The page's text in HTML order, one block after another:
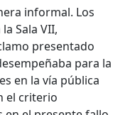
informal. Los
Sala VII,
presentado
para la
en la vía pública
el criterio